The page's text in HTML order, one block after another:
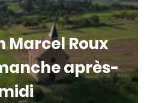
Marcel Roux
après-